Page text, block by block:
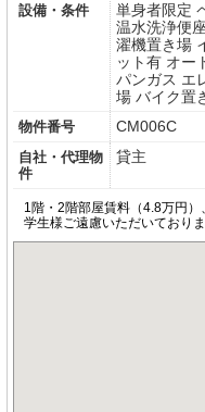
設備・条件
単身者限定
温水洗浄便座
濯機置き場
ット有 オー
パンガス エ
場 バイク置
物件番号 CM006C
自社・代理物
件
貸主
1階・2階部屋賃料（4.8万円
学生様ご遠慮いただいておりま